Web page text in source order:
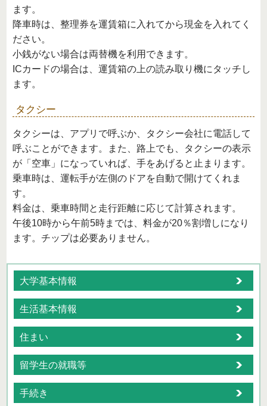
ます。
降車時は、整理券を運賃箱に入れてから現金を入れてく
ださい。
小銭がない場合は両替機を利用できます。
ICカードの場合は、運賃箱の上の読み取り機にタッチし
ます。
タクシー
タクシーは、アプリで呼ぶか、タクシー会社に電話して
呼ぶことができます。また、路上でも、タクシーの表示
が「空車」になっていれば、手をあげると止まります。
乗車時は、運転手が左側のドアを自動で開けてくれま
す。
料金は、乗車時間と走行距離に応じて計算されます。
午後10時から午前5時までは、料金が20％割増しになり
ます。チップは必要ありません。
大学基本情報
生活基本情報
住まい
留学生の就職等
手続き